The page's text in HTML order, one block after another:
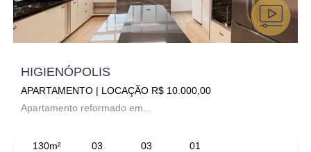
HIGIENÓPOLIS
APARTAMENTO | LOCAÇÃO R$ 10.000,00
Apartamento reformado em...
130m²
03
03
01